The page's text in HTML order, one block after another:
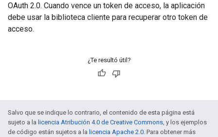
OAuth 2.0. Cuando vence un token de acceso, la aplicación
debe usar la biblioteca cliente para recuperar otro token de
acceso.
¿Te resultó útil?
Salvo que se indique lo contrario, el contenido de esta página está
sujeto a la licencia Atribución 4.0 de Creative Commons , y los ejemplos
de código están sujetos a la licencia Apache 2.0 . Para obtener más